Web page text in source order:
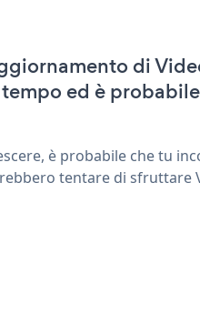
di
ed è
è probabile che tu
tentare di sfruttare